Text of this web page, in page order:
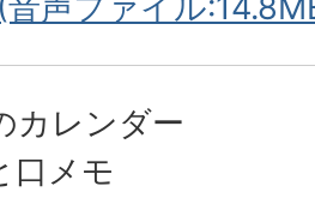
カレンダー
口メモ